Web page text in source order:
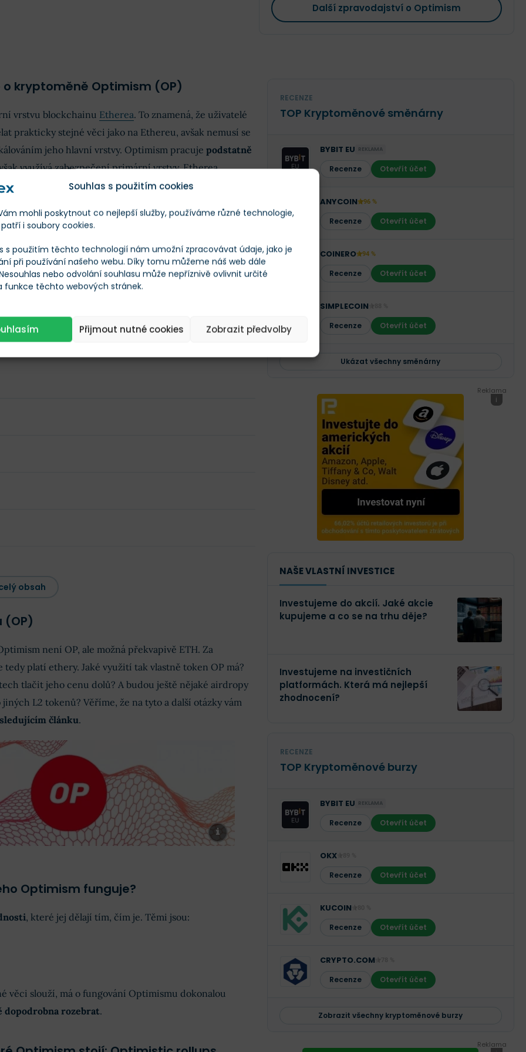
Souhlas s použitím cookies
mohli poskytnout co nejlepší služby, používáme různé technologie,
i soubory cookies.
s použitím těchto technologií nám umožní zpracovávat údaje, jako je
při používání našeho webu. Díky tomu můžeme náš web dále
nebo odvolání souhlasu může nepříznivě ovlivnit určité
funkce těchto webových stránek.
Přijmout nutné cookies Zobrazit předvolby
Další zpravodajství o Optimism
kryptoměně Optimism (OP)
vrstvu blockchainu Etherea. To znamená, že uživatelé
prakticky stejné věci jako na Ethereu, avšak nemusí se
jeho hlavní vrstvy. Optimism pracuje podstatně
využívá zabezpečení primární vrstvy, Etherea.
také označují jakoLayer 2 nebo jen L2a kromě
Arbitrum,
projektů, které měly prvníhotový a
vydaly svoji kryptoměnu. První várka tokenů OP byla
31. května 2022 a ve stejný den kryptoměnu
(OP)
obsah
(OP)
není OP, ale možná překvapivě ETH. Za
tedy platí ethery. Jaké využití tak vlastně token OP má?
tlačit jeho cenu dolů? A budou ještě nějaké airdropy
L2 tokenů? Věříme, že na tyto a další otázky vám
článku.
Optimism funguje?
, které jej dělají tím, čím je. Těmi jsou:
věci slouží, má o fungování Optimismu dokonalou
dopodrobna rozebrat.
RECENZE
TOP Kryptoměnové směnárny
BYBIT EU REKLAMA
Recenze Otevřít účet
ANYCOIN 96 %
Recenze Otevřít účet
COINERO 94 %
Recenze Otevřít účet
SIMPLECOIN
Recenze Otevřít účet
Ukázat všechny směnárny
Reklama
i
NAŠE VLASTNÍ INVESTICE
Investujeme do akcií. Jaké akcie
kupujeme a co se na trhu děje?
Investujeme na investičních
platformách. Která má nejlepší
zhodnocení?
RECENZE
TOP Kryptoměnové burzy
BYBIT EU REKLAMA
Recenze Otevřít účet
OKX
Recenze Otevřít účet
KUCOIN
Recenze Otevřít účet
CRYPTO.COM
Recenze Otevřít účet
Zobrazit všechny kryptoměnové burzy
Reklama